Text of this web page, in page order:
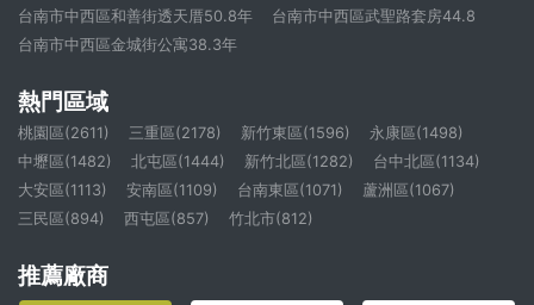
台南市中西區和善街透天厝50.8年
台南市中西區武聖路套房44.8
台南市中西區金城街公寓38.3年
熱門區域
桃園區(2611) 三重區(2178) 新竹東區(1596)
永康區(1498)
中壢區(1482)
北屯區(1444) 新竹北區(1282)
台中北區(1134)
大安區(1113)
安南區(1109) 台南東區(1071)
蘆洲區(1067)
三民區(894)
西屯區(857) 竹北市(812)
推薦廠商